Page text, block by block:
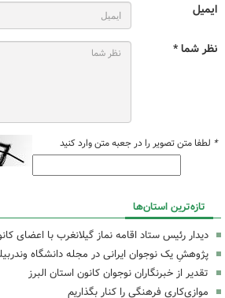
ایمیل
نظر شما *
* لطفا متن تصویر را در جعبه متن وارد کنید
تازه‌ترین استان‌ها
دیدار رئیس ستاد اقامه نماز گیلانغرب با اعضای
پژوهشِ یک نوجوان ایرانی در مجله دانشگاه
تقدیر از خبرنگاران نوجوان کانون استان البرز
موازی‌کاری فرهنگی را کنار بگذاریم